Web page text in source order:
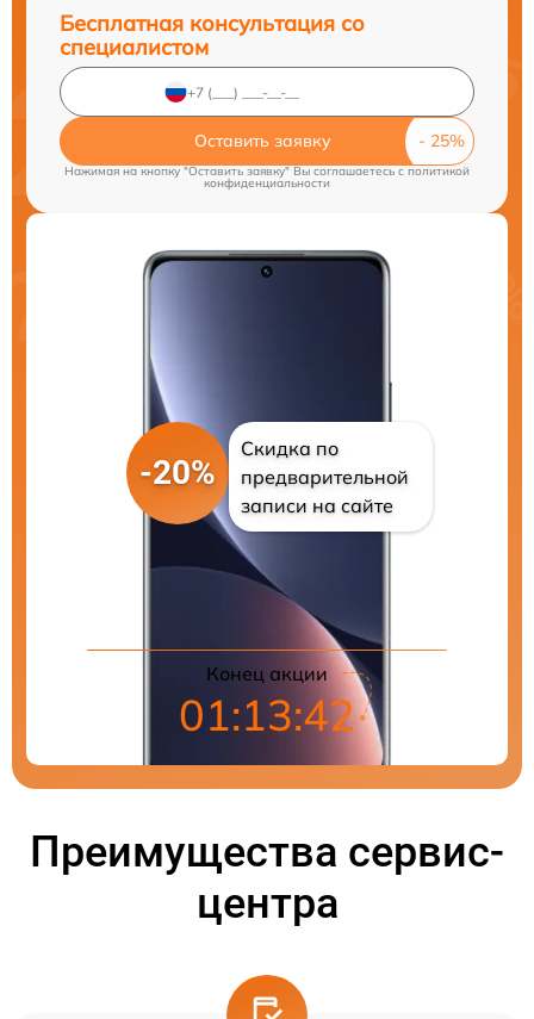
Бесплатная консультация со
специалистом
Оставить заявку
Нажимая на кнопку "Оставить заявку" Вы соглашаетесь cполитикой
конфиденциальности
-20%
Скидка по
предварительной
записи на сайте
Цены на ремонт
Конец акции
01:13:40
Преимущества сервис-
центра